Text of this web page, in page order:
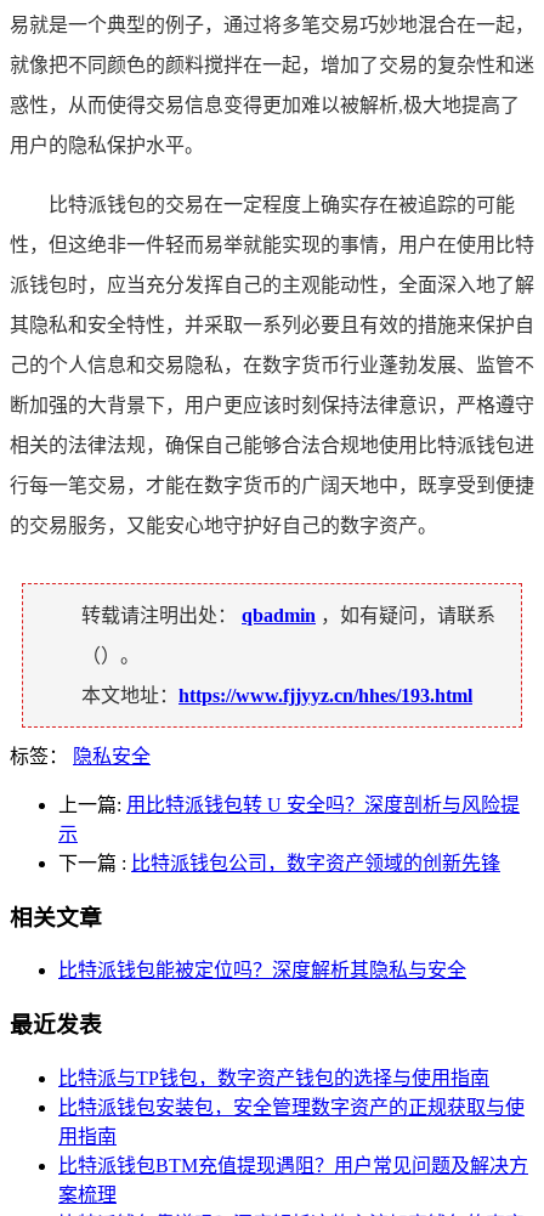
易就是一个典型的例子，通过将多笔交易巧妙地混合在一起，
就像把不同颜色的颜料搅拌在一起，增加了交易的复杂性和迷
惑性，从而使得交易信息变得更加难以被解析,极大地提高了
用户的隐私保护水平。
比特派钱包的交易在一定程度上确实存在被追踪的可能
性，但这绝非一件轻而易举就能实现的事情，用户在使用比特
派钱包时，应当充分发挥自己的主观能动性，全面深入地了解
其隐私和安全特性，并采取一系列必要且有效的措施来保护自
己的个人信息和交易隐私，在数字货币行业蓬勃发展、监管不
断加强的大背景下，用户更应该时刻保持法律意识，严格遵守
相关的法律法规，确保自己能够合法合规地使用比特派钱包进
行每一笔交易，才能在数字货币的广阔天地中，既享受到便捷
的交易服务，又能安心地守护好自己的数字资产。
转载请注明出处： qbadmin ，如有疑问，请联系
（）。
本文地址： https://www.fjjyyz.cn/hhes/193.html
标签： 隐私安全
上一篇: 用比特派钱包转 U 安全吗？深度剖析与风险提
示
下一篇 : 比特派钱包公司，数字资产领域的创新先锋
相关文章
比特派钱包能被定位吗？深度解析其隐私与安全
最近发表
比特派与TP钱包，数字资产钱包的选择与使用指南
比特派钱包安装包，安全管理数字资产的正规获取与使
用指南
比特派钱包BTM充值提现遇阻？用户常见问题及解决方
案梳理